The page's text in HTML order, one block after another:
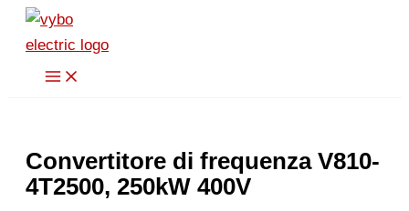
Vai
contenuto
Convertitore di frequenza V810-
4T2500, 250kW 400V